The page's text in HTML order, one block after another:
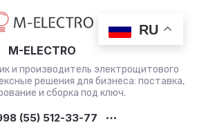
RU
M-ELECTRO
и производитель электрощитового
решения для бизнеса: поставка,
и сборка под ключ.
(55) 512-33-77